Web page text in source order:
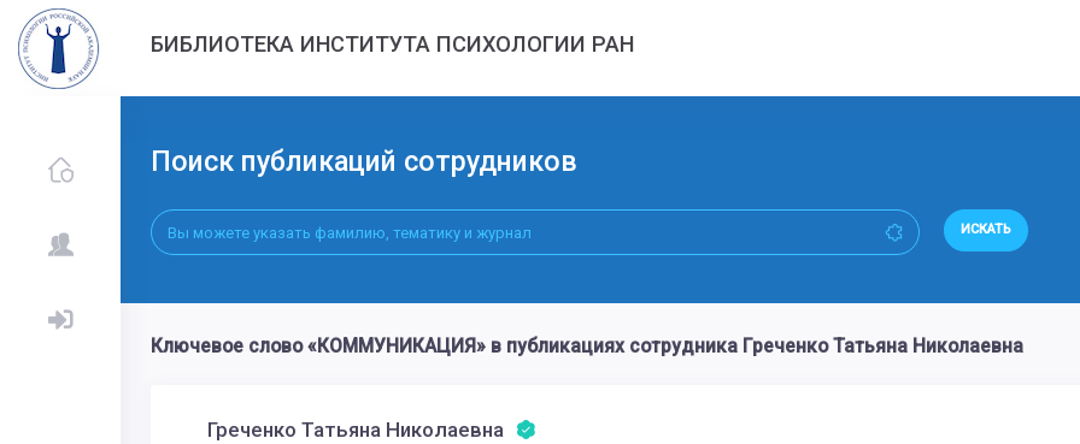
БИБЛИОТЕКА ИНСТИТУТА ПСИХОЛОГИИ РАН
Поиск публикаций сотрудников
ИСКАТЬ
Ключевое слово «КОММУНИКАЦИЯ» в публикациях сотрудника Греченко Татьяна Николаевна
Греченко Татьяна Николаевна